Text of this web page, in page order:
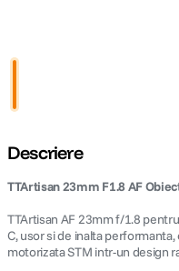
5. lavaliera
6. canon sx740 hs
Descriere
TTArtisan 23mm F1.8 AF
TTArtisan AF 23mm f/1.8
C, usor si de inalta
motorizata STM intr-un design